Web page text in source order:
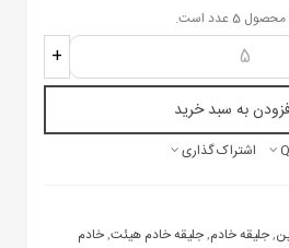
عدد است.
+
به سبد خرید
اشتراک گذاری
,جلیقه خادم,جلیقه خادم هیئت,خادم